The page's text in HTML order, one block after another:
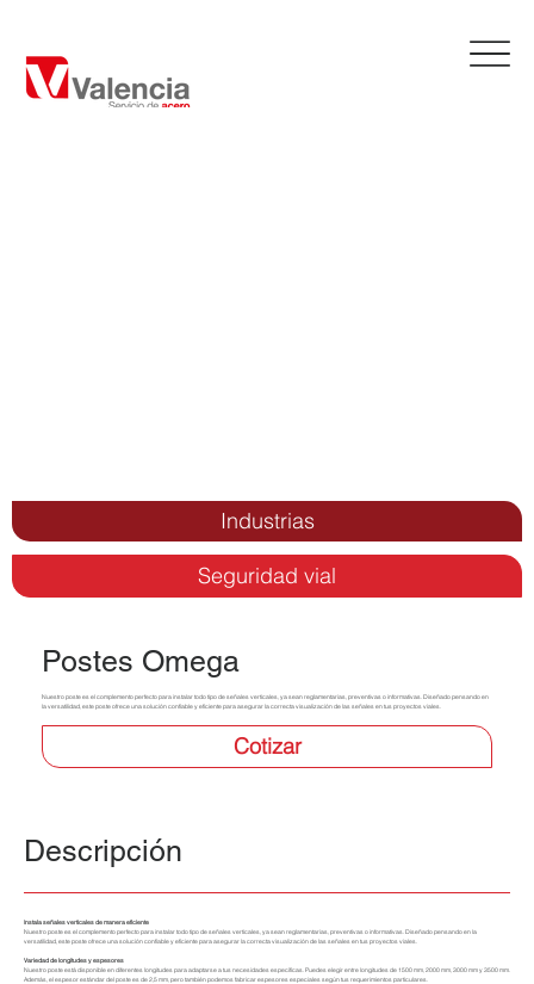
Seguridad vial
Industrias
Postes Omega
Nuestro poste es el complemento perfecto para instalar todo tipo de señales verticales, ya sean reglamentarias, preventivas o informativas. Diseñado pensando en
la versatilidad, este poste ofrece una solución confiable y eficiente para asegurar la correcta visualización de las señales en tus proyectos viales.
Cotizar
Instala señales verticales de manera eficiente
Nuestro poste es el complemento perfecto para instalar todo tipo de señales verticales, ya sean reglamentarias, preventivas o informativas. Diseñado pensando en la
versatilidad, este poste ofrece una solución confiable y eficiente para asegurar la correcta visualización de las señales en tus proyectos viales.
Variedad de longitudes y espesores
Nuestro poste está disponible en diferentes longitudes para adaptarse a tus necesidades específicas. Puedes elegir entre longitudes de 1500 mm, 2000 mm, 3000 mm y 3500 mm.
Además, el espesor estándar del poste es de 2,5 mm, pero también podemos fabricar espesores especiales según tus requerimientos particulares.
Descripción